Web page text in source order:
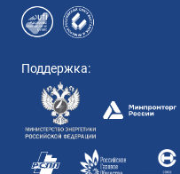
Поддержка: